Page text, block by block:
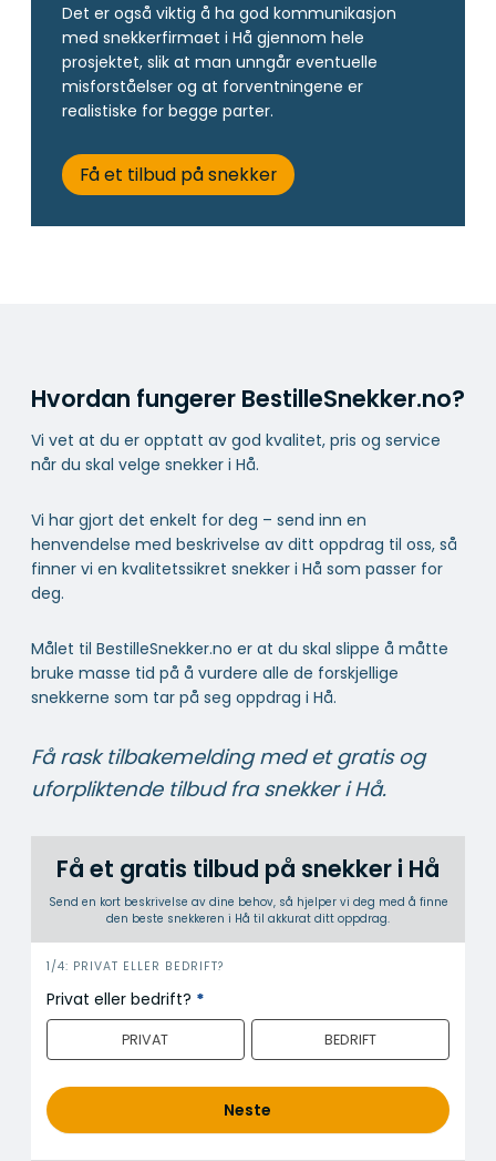
Det er også viktig å ha god kommunikasjon
med snekkerfirmaet i Hå gjennom hele
prosjektet, slik at man unngår eventuelle
misforståelser og at forventningene er
realistiske for begge parter.
Få et tilbud på snekker
Hvordan fungerer BestilleSnekker.no?
Vi vet at du er opptatt av god kvalitet, pris og service
når du skal velge snekker i Hå.
Vi har gjort det enkelt for deg – send inn en
henvendelse med beskrivelse av ditt oppdrag til oss, så
finner vi en kvalitetssikret snekker i Hå som passer for
deg.
Målet til BestilleSnekker.no er at du skal slippe å måtte
bruke masse tid på å vurdere alle de forskjellige
snekkerne som tar på seg oppdrag i Hå.
Få rask tilbakemelding med et gratis og
uforpliktende tilbud fra snekker i Hå.
Få et gratis tilbud på snekker i Hå
Send en kort beskrivelse av dine behov, så hjelper vi deg med å finne
den beste snekkeren i Hå til akkurat ditt oppdrag.
i
n
n
o
d
1/4: PRIVAT ELLER BEDRIFT?
Privat eller bedrift? *
PRIVAT BEDRIFT
Neste